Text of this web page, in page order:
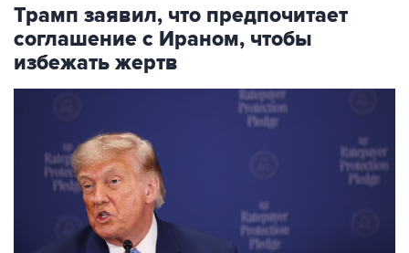
Трамп заявил, что предпочитает
соглашение с Ираном, чтобы
избежать жертв